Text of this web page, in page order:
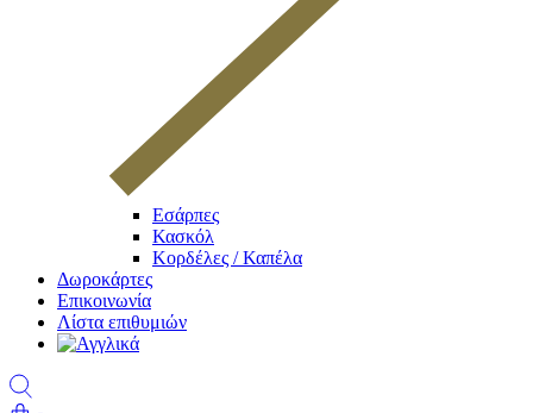
Εσάρπες
Κασκόλ
Κορδέλες / Καπέλα
Δωροκάρτες
Επικοινωνία
Λίστα επιθυμιών